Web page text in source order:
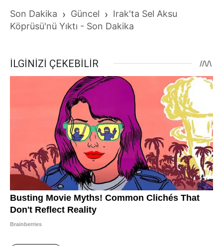
Son Dakika › Güncel › Irak'ta Sel Aksu
Köprüsü'nü Yıktı - Son Dakika